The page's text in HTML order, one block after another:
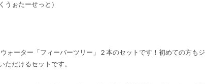
うぉたーせっと）
ォーター「フィーバーツリー」２本のセットです！初めての方もジ
ただけるセットです。